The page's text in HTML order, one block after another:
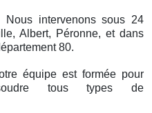
Nous intervenons sous 24
Albert, Péronne, et dans
80.
équipe est formée pour
tous types de